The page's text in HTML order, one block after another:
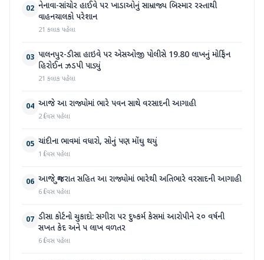
02 નેનાવા-સાંચોર હાઈવે પર ખાડાઓનું સામ્રાજ્ય બિસ્માર રસ્તાથી
વાહનચાલકો પરેશાન
21 કલાક પહેલા
03 પાલનપુર-ડીસા હાઇવે પર એસઓજી પોલીસે 19.80 લાખનું મોર્ફિન
હિરોઈન ઝડપી પાડ્યું
21 કલાક પહેલા
04 આજે આ રાજ્યોમાં ભારે પવન સાથે વરસાદની આગાહી
2 દિવસ પહેલા
05 ચાંદીના ભાવમાં વધારો, સોનું પણ મોંઘુ થયું
1 દિવસ પહેલા
06 આજે ગુજરાત સહિત આ રાજ્યોમાં ભારેથી અતિભારે વરસાદની આગાહી
6 દિવસ પહેલા
07 ડીસા કોર્ટનો ચુકાદો: સગીરા પર દુષ્કર્મ કેસમાં આરોપીને ૨૦ વર્ષની
સખત કેદ અને ૫ લાખ વળતર
6 દિવસ પહેલા